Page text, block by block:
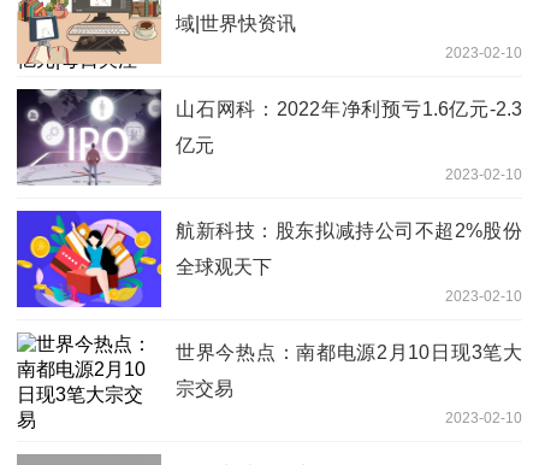
域|世界快资讯
2023-02-10
山石网科：2022年净利预亏1.6亿元-2.3
亿元
2023-02-10
航新科技：股东拟减持公司不超2%股份
全球观天下
2023-02-10
世界今热点：南都电源2月10日现3笔大
宗交易
2023-02-10